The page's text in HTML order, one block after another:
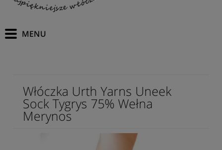
Włóczka Urth Yarns Uneek
Sock Tygrys 75% Wełna
Merynos